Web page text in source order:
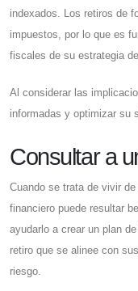
indexados. Los retiros de
impuestos, por lo que es
fiscales de su estrategia
Al considerar las
informadas y optimizar su
Consultar a
Cuando se trata de vivir
financiero puede resultar
ayudarlo a crear un plan
retiro que se alinee con
riesgo.